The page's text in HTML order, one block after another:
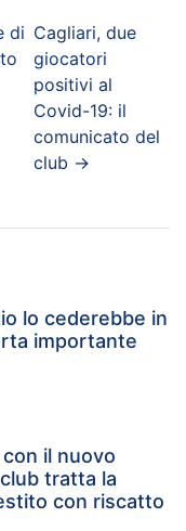
di Cagliari, due
giocatori
positivi al
Covid-19: il
comunicato del
club →
lo cederebbe in
importante
il nuovo
tratta la
con riscatto